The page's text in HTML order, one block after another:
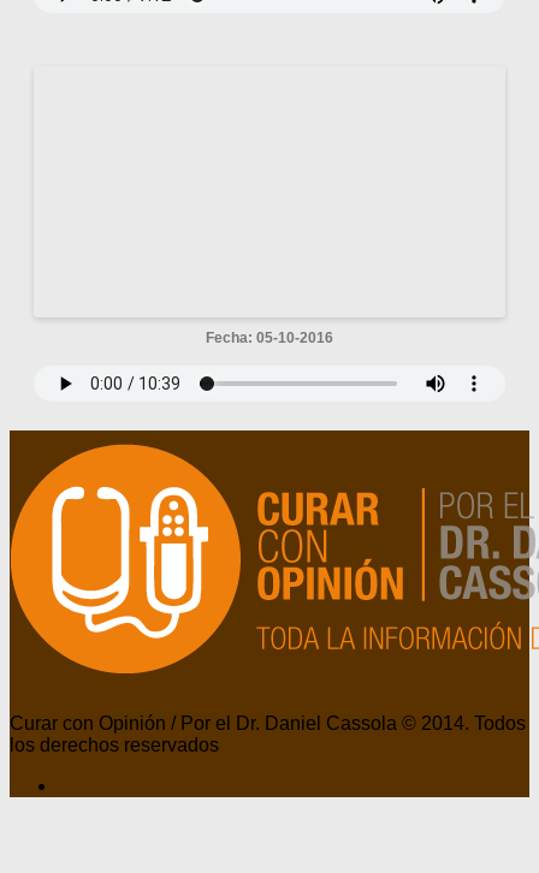
Fecha: 05-10-2016
Curar con Opinión / Por el Dr. Daniel Cassola © 2014. Todos
los derechos reservados